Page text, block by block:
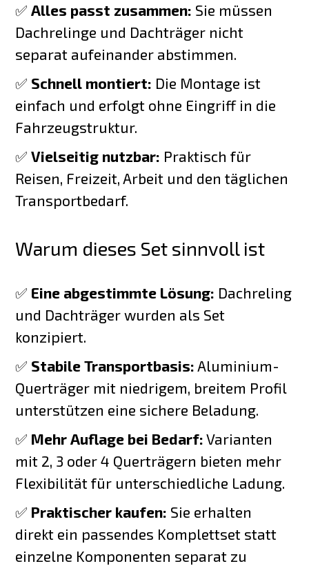
✅Alles passt zusammen: Sie müssen
Dachrelinge und Dachträger nicht
separat aufeinander abstimmen.
✅ Schnell montiert: Die Montage ist
einfach und erfolgt ohne Eingriff in die
Fahrzeugstruktur.
✅Vielseitig nutzbar: Praktisch für
Reisen, Freizeit, Arbeit und den täglichen
Transportbedarf.
Warum dieses Set sinnvoll ist
✅ Eine abgestimmte Lösung: Dachreling
und Dachträger wurden als Set
konzipiert.
✅ Stabile Transportbasis: Aluminium-
Querträger mit niedrigem, breitem Profil
unterstützen eine sichere Beladung.
✅ Mehr Auflage bei Bedarf: Varianten
mit 2, 3 oder 4 Querträgern bieten mehr
Flexibilität für unterschiedliche Ladung.
✅ Praktischer kaufen: Sie erhalten
direkt ein passendes Komplettset statt
einzelne Komponenten separat zu